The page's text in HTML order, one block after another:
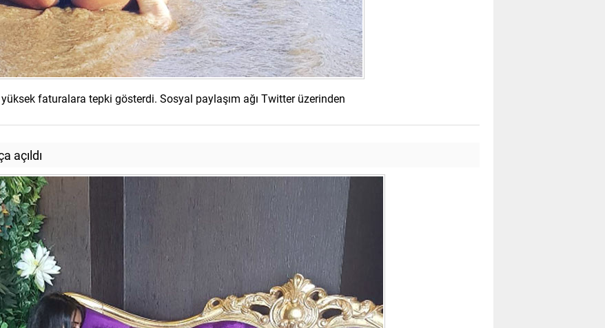
faturalara tepki gösterdi. Sosyal paylaşım ağı Twitter üzerinden
açıldı